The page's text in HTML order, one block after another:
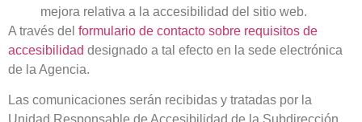
mejora relativa a la accesibilidad del sitio web.
A través del formulario de contacto sobre requisitos de
accesibilidad designado a tal efecto en la sede electrónica
de la Agencia.
Las comunicaciones serán recibidas y tratadas por la
Unidad Responsable de Accesibilidad de la Subdirección